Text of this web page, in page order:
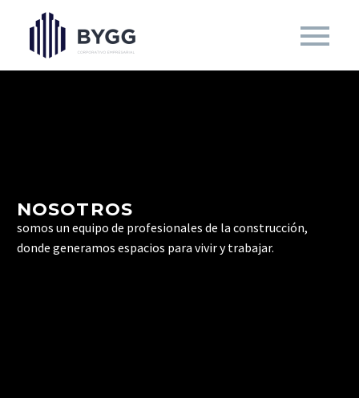
NOSOTROS
somos un equipo de profesionales de la construcción,
donde generamos espacios para vivir y trabajar.